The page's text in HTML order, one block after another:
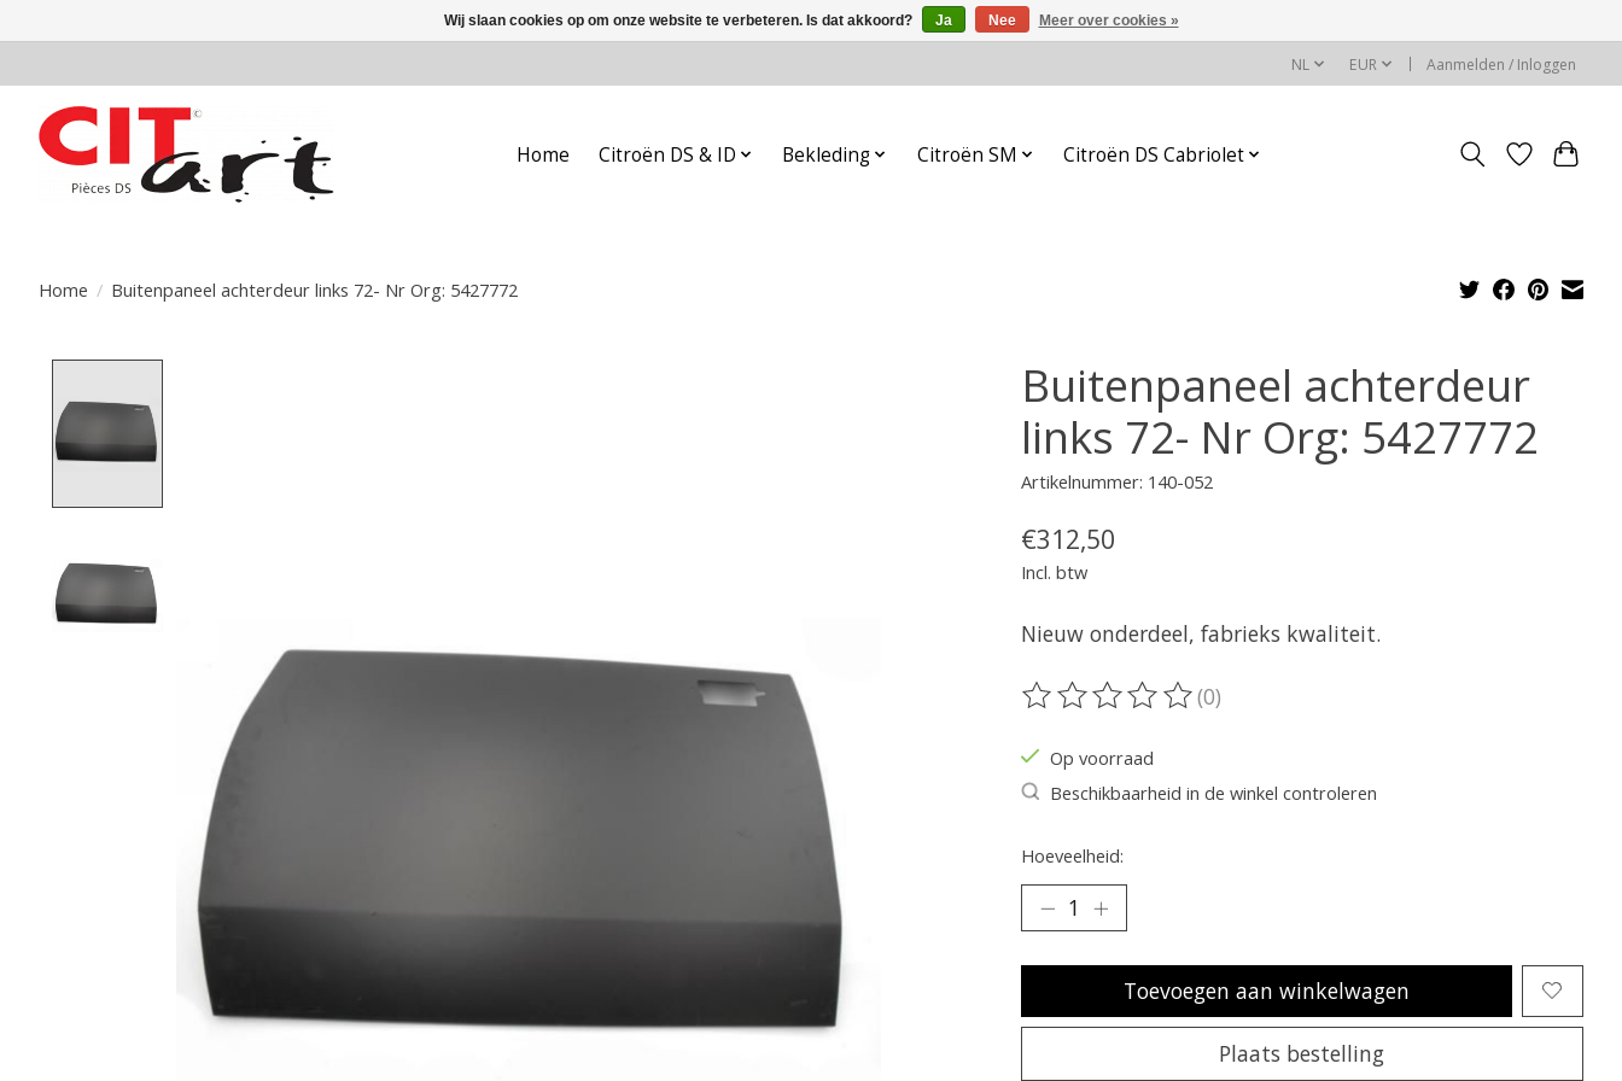
NL EUR Aanmelden / Inloggen
Home Citroën DS & ID Bekleding Citroën SM Citroën DS Cabriolet
Home / Buitenpaneel achterdeur links 72- Nr Org: 5427772
Buitenpaneel achterdeur
links 72- Nr Org: 5427772
Artikelnummer: 140-052
€312,50
Incl. btw
Nieuw onderdeel, fabrieks kwaliteit.
De beoordeling van dit product is
(0)
Op voorraad
Beschikbaarheid in de winkel controleren
Hoeveelheid:
Toevoegen aan winkelwagen
Plaats bestelling
Wij slaan cookies op om onze website te verbeteren. Is dat akkoord? Ja Nee Meer over cookies »